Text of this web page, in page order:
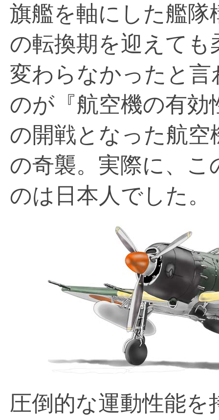
旗艦を軸にした艦隊
の転換期を迎えて
変わらなかったと
のが『航空機の有効
の開戦となった航
の奇襲。実際に、
のは日本人でした。
圧倒的な運動性能